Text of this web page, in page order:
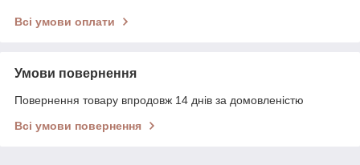
Всі умови оплати
Умови повернення
Повернення товару впродовж 14 днів за домовленістю
Всі умови повернення